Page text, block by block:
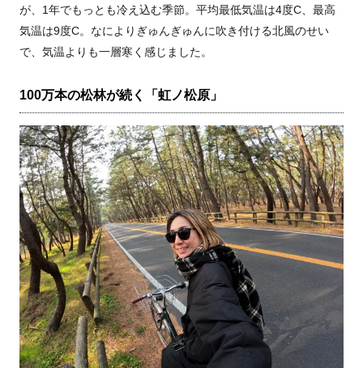
が、1年でもっとも冷え込む季節。平均最低気温は4度C、最高
気温は9度C。なによりぎゅんぎゅんに吹き付ける北風のせい
で、気温よりも一層寒く感じました。
100万本の松林が続く「虹ノ松原」